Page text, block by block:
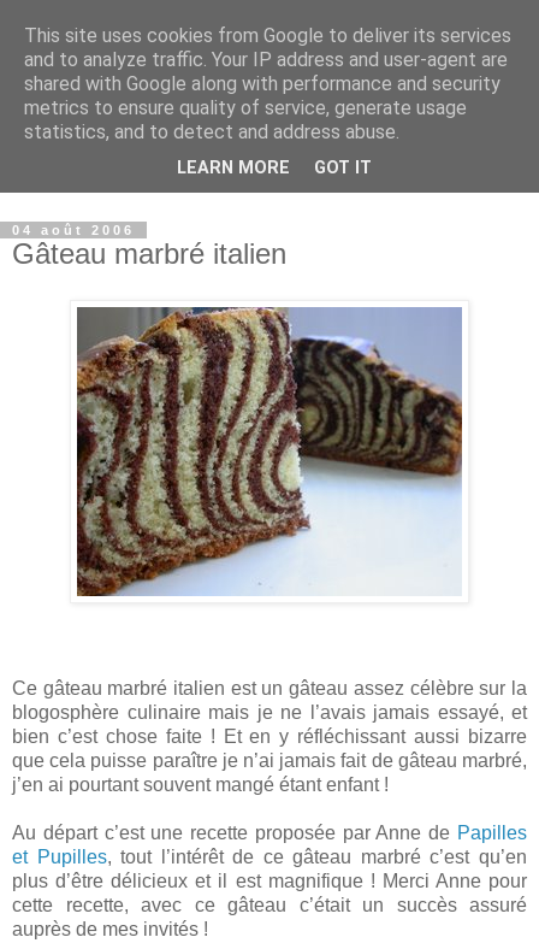
Sucré - Salé
La particularité de mes recettes : j’associe souvent le sucré-
salé et je suis toujours attentive aux quantités de gras et de
sucre, (petit défaut professionnel:je suis diététicienne...)
04 août 2006
Gâteau marbré italien
Ce gâteau marbré italien est un gâteau assez célèbre sur la
blogosphère culinaire mais je ne l’avais jamais essayé, et
bien c’est chose faite ! Et en y réfléchissant aussi bizarre
que cela puisse paraître je n’ai jamais fait de gâteau marbré,
j’en ai pourtant souvent mangé étant enfant !
Au départ c’est une recette proposée par Anne de Papilles
et Pupilles, tout l’intérêt de ce gâteau marbré c’est qu’en
plus d’être délicieux et il est magnifique ! Merci Anne pour
cette recette, avec ce gâteau c’était un succès assuré
auprès de mes invités !
This site uses cookies from Google to deliver its services
and to analyze traffic. Your IP address and user-agent are
shared with Google along with performance and security
metrics to ensure quality of service, generate usage
statistics, and to detect and address abuse.
LEARN MORE GOT IT